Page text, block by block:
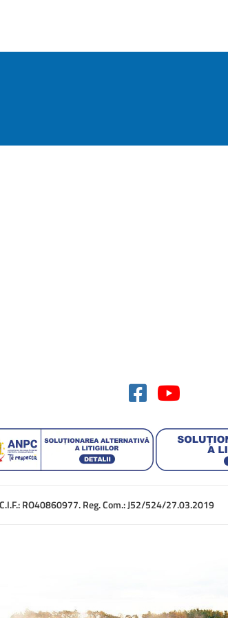
RO40860977. Reg. Com.: J52/524/27.03.2019